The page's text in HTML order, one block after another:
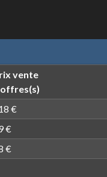
vente
€
€
€